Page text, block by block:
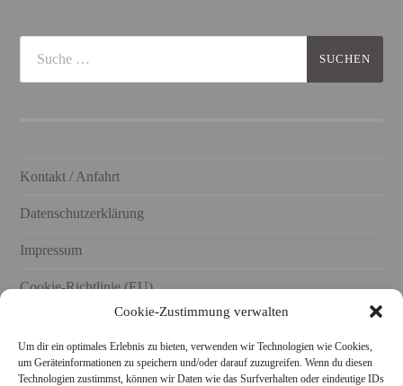
Cookie-Zustimmung verwalten
Um dir ein optimales Erlebnis zu bieten, verwenden wir Technologien wie Cookies,
um Geräteinformationen zu speichern und/oder darauf zuzugreifen. Wenn du diesen
Technologien zustimmst, können wir Daten wie das Surfverhalten oder eindeutige IDs
Kontakt / Anfahrt
Datenschutzerklärung
Impressum
Cookie-Richtlinie (EU)